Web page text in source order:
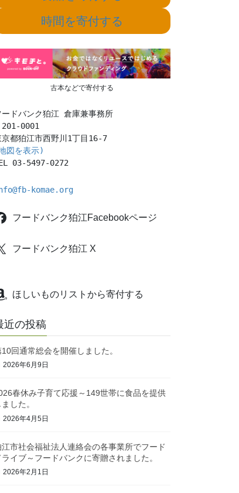
時間を寄付する
古本などで寄付する
ードバンク狛江 倉庫兼事務所
201-0001
図を表示)
03-5497-0272
komae.org
フードバンク狛江Facebookページ
フードバンク狛江 X
ほしいものリストから寄付する
近の投稿
回通常総会を開催しました。
2026年6月9日
春休み子育て応援～149世帯に食品を提供
ました。
2026年4月5日
江市社会福祉法人連絡会の各事業所でフード
ライブ～フードバンクに寄贈されました。
2026年2月1日